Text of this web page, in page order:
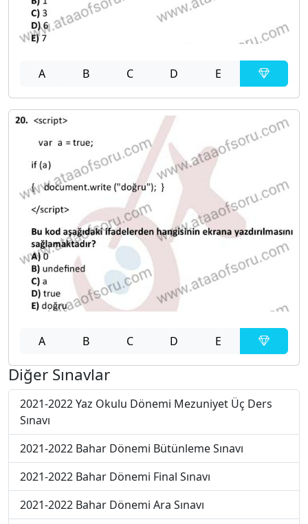
A B C D E
A B C D E
Diğer Sınavlar
2021-2022 Yaz Okulu Dönemi Mezuniyet Üç Ders
Sınavı
2021-2022 Bahar Dönemi Bütünleme Sınavı
2021-2022 Bahar Dönemi Final Sınavı
2021-2022 Bahar Dönemi Ara Sınavı